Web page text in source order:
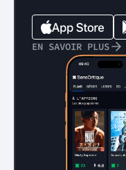
EN SAVOIR PLUS